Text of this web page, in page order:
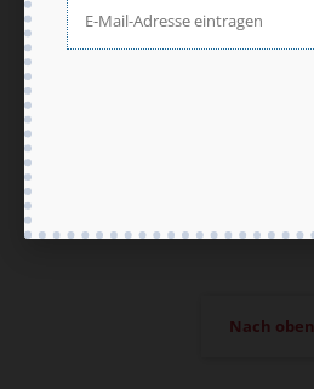
Vertrag widerrufen
Nach oben